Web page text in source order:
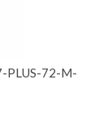
PLUS-72-M-